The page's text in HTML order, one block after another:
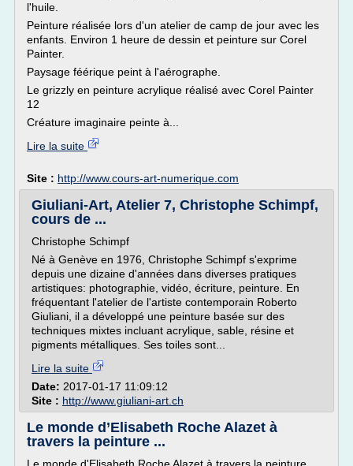
l'huile.
Peinture réalisée lors d'un atelier de camp de jour avec les
enfants. Environ 1 heure de dessin et peinture sur Corel
Painter.
Paysage féérique peint à l'aérographe.
Le grizzly en peinture acrylique réalisé avec Corel Painter
12
Créature imaginaire peinte à...
Lire la suite
Site : http://www.cours-art-numerique.com
Giuliani-Art, Atelier 7, Christophe Schimpf,
cours de ...
Christophe Schimpf
Né à Genève en 1976, Christophe Schimpf s'exprime
depuis une dizaine d'années dans diverses pratiques
artistiques: photographie, vidéo, écriture, peinture. En
fréquentant l'atelier de l'artiste contemporain Roberto
Giuliani, il a développé une peinture basée sur des
techniques mixtes incluant acrylique, sable, résine et
pigments métalliques. Ses toiles sont...
Lire la suite
Date: 2017-01-17 11:09:12
Site : http://www.giuliani-art.ch
Le monde d’Elisabeth Roche Alazet à
travers la peinture ...